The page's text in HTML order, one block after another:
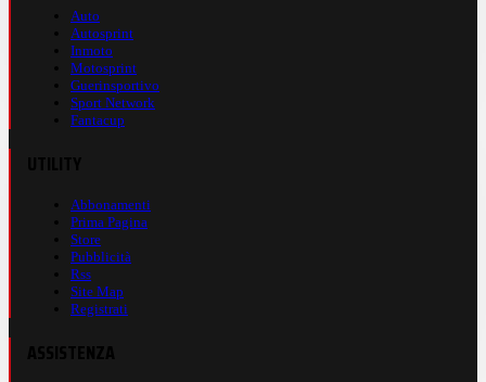
Auto
Autosprint
Inmoto
Motosprint
Guerinsportivo
Sport Network
Fantacup
Abbonamenti
Prima Pagina
Store
Pubblicità
Rss
Site Map
Registrati